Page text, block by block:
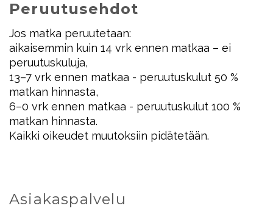
Peruutusehdot
Jos matka peruutetaan:
aikaisemmin kuin 14 vrk ennen matkaa – ei
peruutuskuluja,
13–7 vrk ennen matkaa - peruutuskulut 50 %
matkan hinnasta,
6–0 vrk ennen matkaa - peruutuskulut 100 %
matkan hinnasta.
Kaikki oikeudet muutoksiin pidätetään.
Asiakaspalvelu